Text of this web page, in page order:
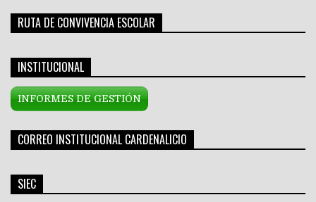
RUTA DE CONVIVENCIA ESCOLAR
INSTITUCIONAL
INFORMES DE GESTIÓN
CORREO INSTITUCIONAL CARDENALICIO
SIEC